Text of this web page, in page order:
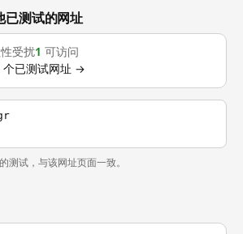
测试的网址
受扰1 可访问
已测试网址 →
测试，与该网址页面一致。